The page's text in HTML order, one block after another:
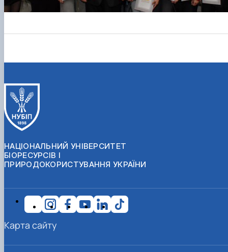
НАЦІОНАЛЬНИЙ УНІВЕРСИТЕТ
БІОРЕСУРСІВ І
ПРИРОДОКОРИСТУВАННЯ УКРАЇНИ
Карта сайту